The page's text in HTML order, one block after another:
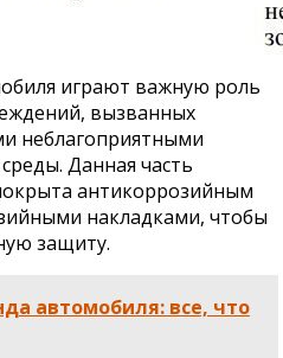
играют важную роль
вызванных
неблагоприятными
Данная часть
антикоррозийным
накладками, чтобы
защиту.
автомобиля: все, что